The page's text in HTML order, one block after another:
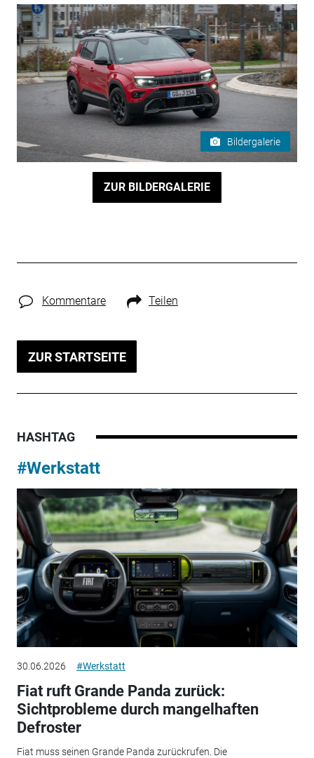
Bildergalerie
ZUR BILDERGALERIE
Kommentare Teilen
ZUR STARTSEITE
HASHTAG
#Werkstatt
30.06.2026 #Werkstatt
Fiat ruft Grande Panda zurück:
Sichtprobleme durch mangelhaften
Defroster
Fiat muss seinen Grande Panda zurückrufen. Die